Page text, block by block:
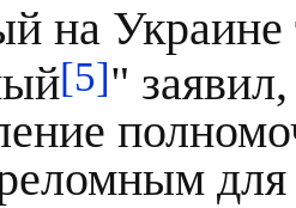
на Украине
[5]"
для